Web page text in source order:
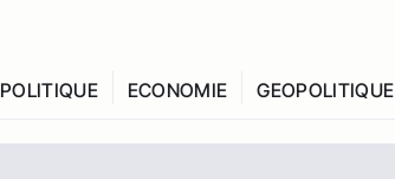
POLITIQUE ECONOMIE GEOPOLITIQUE